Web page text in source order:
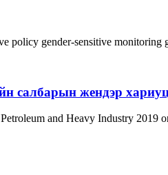
policy gender-sensitive monitoring
салбарын жендэр
and Heavy Industry 2019